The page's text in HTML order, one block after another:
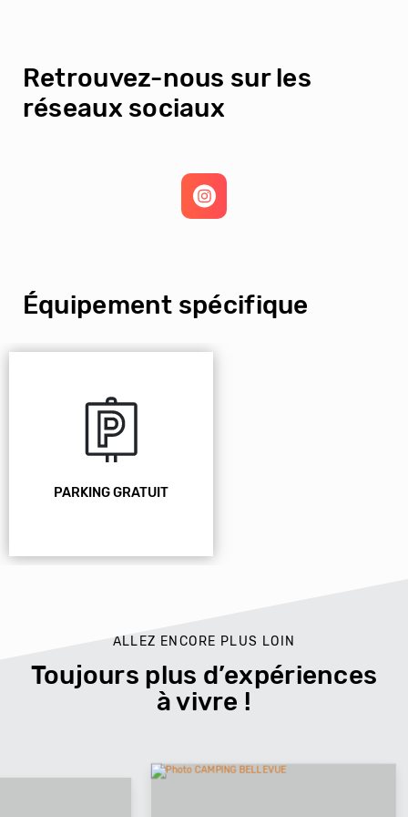
Équipement spécifique
PARKING GRATUIT
Retrouvez-nous sur les
réseaux sociaux
ALLEZ ENCORE PLUS LOIN
Toujours plus d’expériences
à vivre !